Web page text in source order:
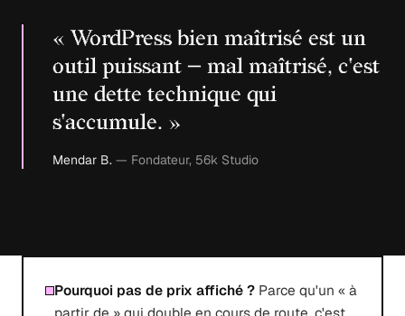
« WordPress bien maîtrisé est un
outil puissant — mal maîtrisé, c'est
une dette technique qui
s'accumule. »
Mendar B. — Fondateur, 56k Studio
Pourquoi pas de prix affiché ? Parce qu'un « à